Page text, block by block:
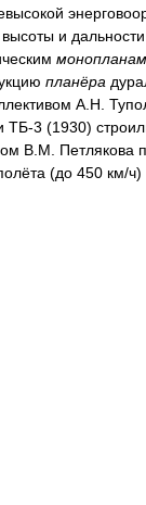
и
планёра
А.Н.
3 (1930)
В.М. Петлякова
(до 450 км/ч)